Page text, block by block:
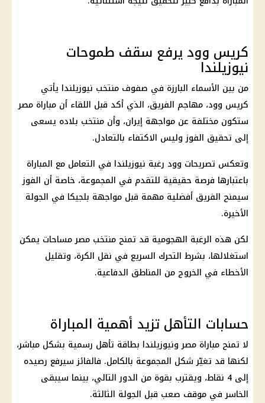
كريس وود يرفع سقف طموحات
نيوزيلندا
من بين الأسماء البارزة في صفوف منتخب نيوزيلندا يأتي
كريس وود، مهاجم الفريق، الذي أكد قبل اللقاء أن مباراة مصر
ستكون مختلفة عن مواجهة إيران، وأن منتخب بلاده يسعى
إلى تحقيق الفوز وليس الاكتفاء بالتعادل.
وتعكس تصريحات وود رغبة نيوزيلندا في التعامل مع المباراة
باعتبارها فرصة حقيقية للتقدم في المجموعة، خاصة أن الفوز
سيمنح الفريق أفضلية مهمة قبل مواجهة بلجيكا في الجولة
الأخيرة.
لكن هذه الرغبة الهجومية قد تمنح منتخب مصرمساحات يمكن
استغلالها، بشرط التحرك السريع في نقل الكرة، وتقليل
الأخطاء في الخروج من المناطق الدفاعية.
حسابات التأهل تزيد أهمية المباراة
لا تمنح مباراة مصر ونيوزيلندا بطاقة تأهل رسمية بشكل مباشر،
لكنها قد تغيّر شكل المجموعة بالكامل. فالفائز سيرفع رصيده
إلى 4 نقاط، ويقترب بقوة من الدور التالي، بينما سيبقى
الخاسر في موقف صعب قبل الجولة الثالثة.